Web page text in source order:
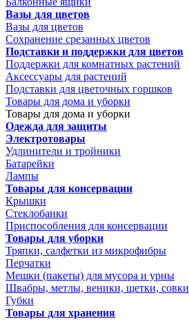
Вазы для цветов
Вазы для цветов
Сохранение срезанных цветов
Подставки и поддержки для цветов
Поддержки для комнатных растений
Аксессуары для растений
Подставки для цветочных горшков
Товары для дома и уборки
Товары для дома и уборки
Одежда для защиты
Электротовары
Удлинители и тройники
Батарейки
Лампы
Товары для консервации
Крышки
Стеклобанки
Приспособления для консервации
Товары для уборки
Тряпки, салфетки из микрофибры
Перчатки
Мешки (пакеты) для мусора и урны
Швабры, метлы, веники, щетки, совки
Губки
Товары для хранения